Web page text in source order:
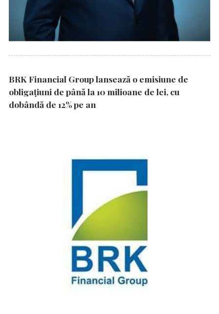
BRK Financial Group lansează o emisiune de
obligațiuni de până la 10 milioane de lei, cu
dobândă de 12% pe an